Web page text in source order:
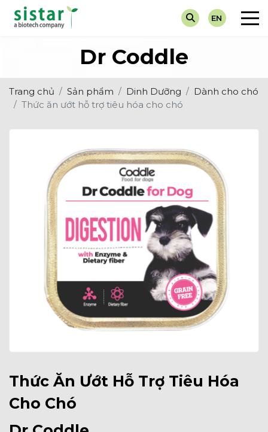
EN
Nước Tiểu
Thuốc Điều Trị
Tin Khuyến Mại
Dr Coddle
Trang chủ Sản phẩm Dinh Dưỡng
Dành cho chó
Thức ăn ướt hỗ trợ tiêu hóa cho chó
Thức Ăn Ướt Hỗ Trợ Tiêu Hóa
Cho Chó